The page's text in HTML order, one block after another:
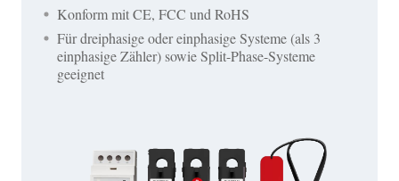
Konform mit CE, FCC und RoHS
Für dreiphasige oder einphasige Systeme (als 3
einphasige Zähler) sowie Split-Phase-Systeme
geeignet